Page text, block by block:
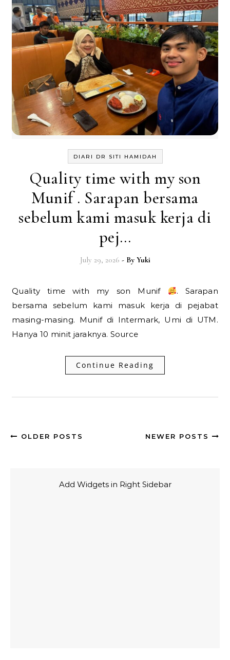
DIARI DR SITI HAMIDAH
Quality time with my son
Munif . Sarapan bersama
sebelum kami masuk kerja di
pej…
July 29, 2026 - By Yuki
Quality time with my son Munif
. Sarapan
bersama sebelum kami masuk kerja di pejabat
masing-masing. Munif di Intermark, Umi di UTM.
Hanya 10 minit jaraknya. Source
Continue Reading
OLDER POSTS NEWER POSTS
Add Widgets in Right Sidebar